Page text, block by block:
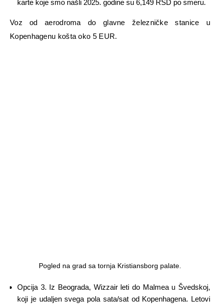
karte koje smo našli 2025. godine su 6,149 RSD po smeru.
Voz od aerodroma do glavne železničke stanice u
Kopenhagenu košta oko 5 EUR.
Pogled na grad sa tornja Kristiansborg palate.
Opcija 3. Iz Beograda, Wizzair leti do Malmea u Švedskoj,
koji je udaljen svega pola sata/sat od Kopenhagena. Letovi